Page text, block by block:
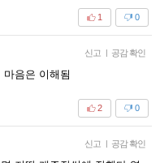
0
1
신고 | 공감 확인
음은 이해됨
0
2
신고 | 공감 확인